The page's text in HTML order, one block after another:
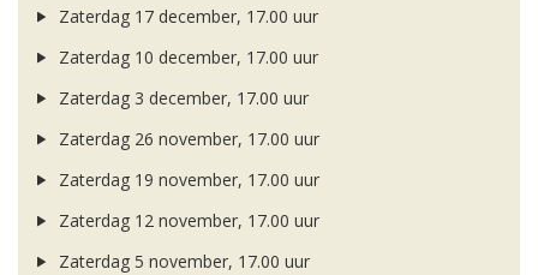
Zaterdag 17 december, 17.00 uur
Zaterdag 10 december, 17.00 uur
Zaterdag 3 december, 17.00 uur
Zaterdag 26 november, 17.00 uur
Zaterdag 19 november, 17.00 uur
Zaterdag 12 november, 17.00 uur
Zaterdag 5 november, 17.00 uur